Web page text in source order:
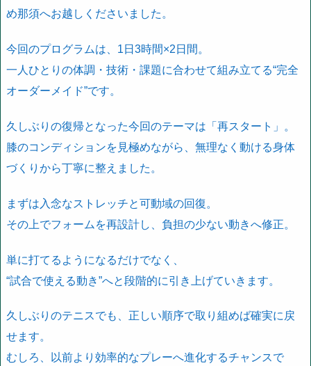
め那須へお越しくださいました。
今回のプログラムは、1日3時間×2日間。
一人ひとりの体調・技術・課題に合わせて組み立てる“完全
オーダーメイド”です。
久しぶりの復帰となった今回のテーマは「再スタート」。
膝のコンディションを見極めながら、無理なく動ける身体
づくりから丁寧に整えました。
まずは入念なストレッチと可動域の回復。
その上でフォームを再設計し、負担の少ない動きへ修正。
単に打てるようになるだけでなく、
“試合で使える動き”へと段階的に引き上げていきます。
久しぶりのテニスでも、正しい順序で取り組めば確実に戻
せます。
むしろ、以前より効率的なプレーへ進化するチャンスで